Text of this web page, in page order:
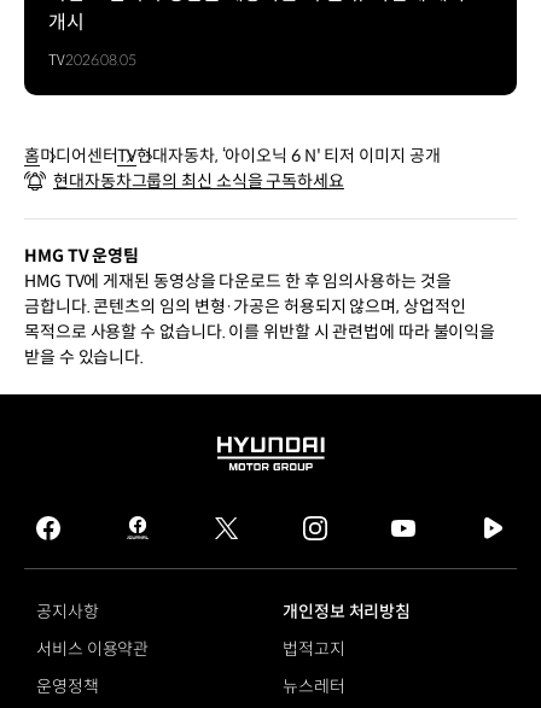
개시
TV2026.08.05
홈미디어센터TV현대자동차, ‘아이오닉 6 N' 티저 이미지 공개
현대자동차그룹의 최신 소식을 구독하세요
HMG TV 운영팀
HMG TV에 게재된 동영상을 다운로드 한 후 임의사용하는 것을
금합니다. 콘텐츠의 임의 변형·가공은 허용되지 않으며, 상업적인
목적으로 사용할 수 없습니다. 이를 위반할 시 관련법에 따라 불이익을
받을 수 있습니다.
HYUNDAI
GROUP
facebook
hmg
journal
twitter instagram
tv
공지사항
개인정보 처리방침
서비스 이용약관
법적고지
운영정책
뉴스레터